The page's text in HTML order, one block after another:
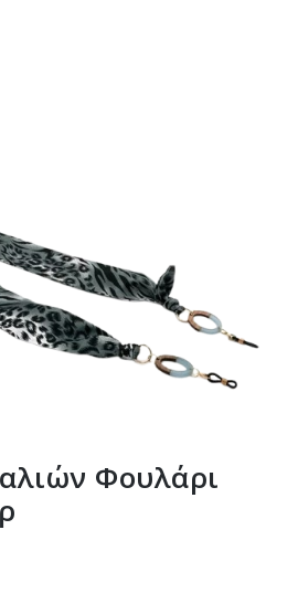
Φουλάρι